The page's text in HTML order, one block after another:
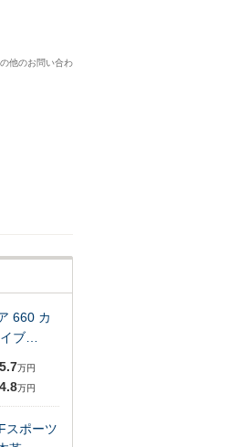
他のお問い合わ
660 カ
ブ…
万円
万円
スポーツ